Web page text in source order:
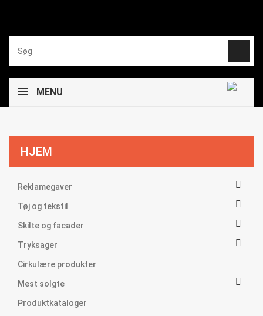
MENU
HJEM
Reklamegaver 
Tøj og tekstil 
Skilte og facader 
Tryksager 
Cirkulære produkter
Mest solgte 
Produktkataloger